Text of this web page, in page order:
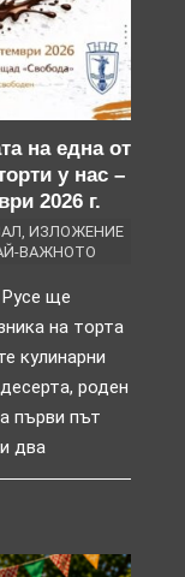
на една от
у нас –
2026 г.
ИЗЛОЖЕНИЕ
ВАЖНОТО
Русе ще
на торта
кулинарни
роден
първи път
два